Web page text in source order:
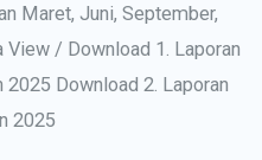
Maret, Juni, September,
/ Download 1. Laporan
Download 2. Laporan
2025